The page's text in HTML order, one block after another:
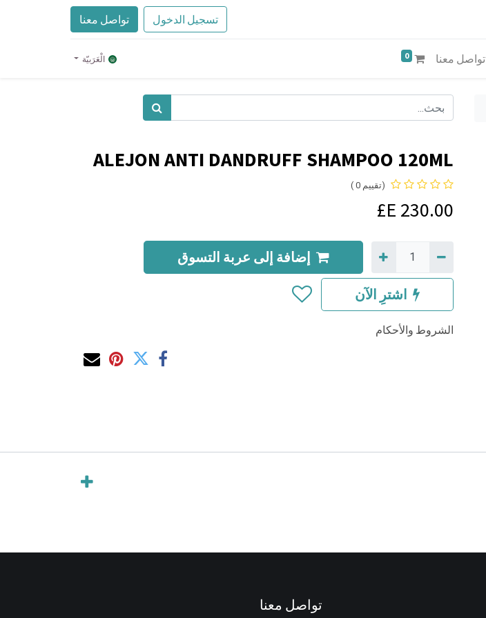
تسجيل الدخول تواصل معنا
تواصل معنا 0 الْعَرَبيّة
ALEJON ANTI DANDRUFF SHAMPOO 120ML
(تقييم 0 )
230.00
إضافة إلى عربة التسوق
اشترِ الآن
الشروط والأحكام
تواصل معنا